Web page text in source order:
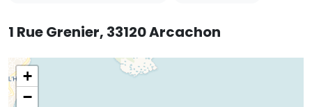
1 Rue Grenier, 33120 Arcachon
+
−